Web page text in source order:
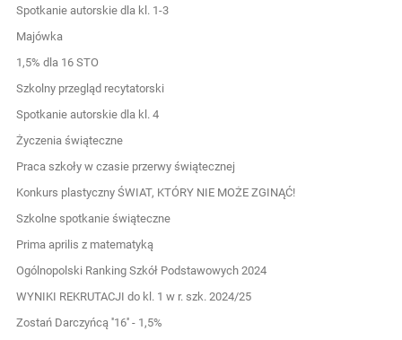
Spotkanie autorskie dla kl. 1-3
Majówka
1,5% dla 16 STO
Szkolny przegląd recytatorski
Spotkanie autorskie dla kl. 4
Życzenia świąteczne
Praca szkoły w czasie przerwy świątecznej
Konkurs plastyczny ŚWIAT, KTÓRY NIE MOŻE ZGINĄĆ!
Szkolne spotkanie świąteczne
Prima aprilis z matematyką
Ogólnopolski Ranking Szkół Podstawowych 2024
WYNIKI REKRUTACJI do kl. 1 w r. szk. 2024/25
Zostań Darczyńcą ''16'' - 1,5%